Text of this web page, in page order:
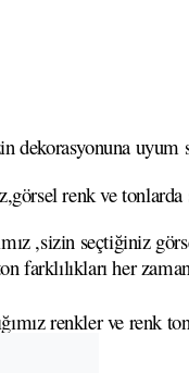
uyum
renk ve
,sizin seçtiğiniz
farklılıkları her
renkler ve renk